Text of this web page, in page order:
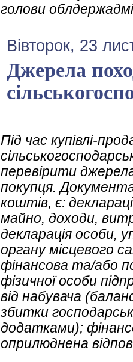
голови
Вівторок, 23
Джерела
Під час купівлі-
перевірити
покупця.
коштів, є:
майно, доходи,
декларація особи,
органу місцевого
фінансова та/або
фізичної особи
від набувача
збитки
додатками);
оприлюднена